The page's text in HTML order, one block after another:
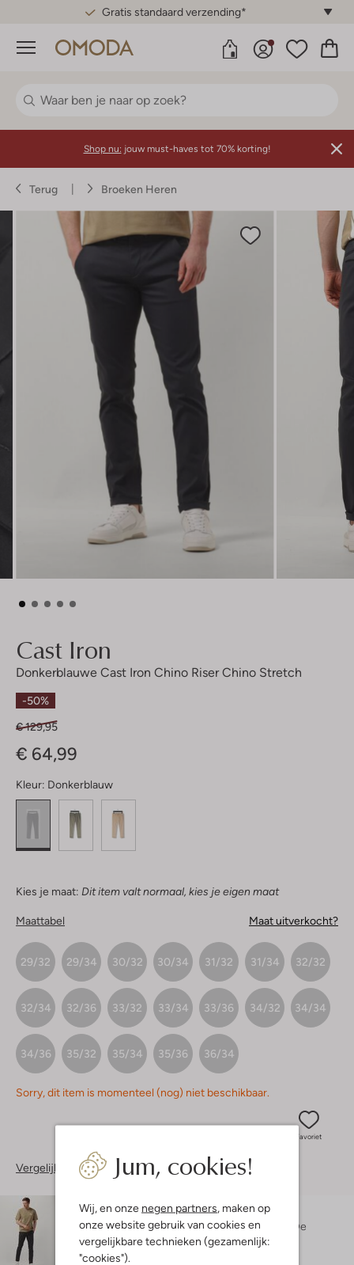
Gratis standaard verzending*
Menu
Jum, cookies!
Wij, en onze negen partners, maken op
onze website gebruik van cookies en
vergelijkbare technieken (gezamenlijk:
"cookies").
Shop nu: jouw must-haves tot 70% korting!
Terug Broeken Heren
Cast Iron
Donkerblauwe Cast Iron Chino Riser Chino Stretch
-50%
€ 129,95
€ 64,99
Kleur: Donkerblauw
Kies je maat: Dit item valt normaal, kies je eigen maat
Maattabel Maat uitverkocht?
29/32 29/34 30/32 30/34 31/32 31/34 32/32
32/34 32/36 33/32 33/34 33/36 34/32 34/34
34/36 35/32 35/34 35/36 36/34
Sorry, dit item is momenteel (nog) niet beschikbaar.
Favoriet
Vergelijkbare items
Maatadvies
Rogier is 1 meter 89 lang en draagt maat 32.
De
pasvorm isslim.